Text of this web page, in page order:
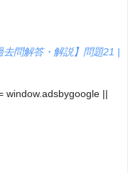
去問解答・解説】問題21 |
window.adsbygoogle ||